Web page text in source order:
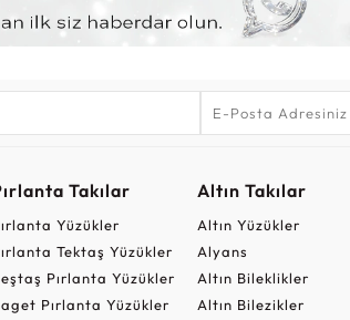
Takılar
Yüzükler
Tektaş Yüzükler
Pırlanta Yüzükler
Pırlanta Yüzükler
Altın Takılar
Altın Yüzükler
Alyans
Altın Bileklikler
Altın Bilezikler